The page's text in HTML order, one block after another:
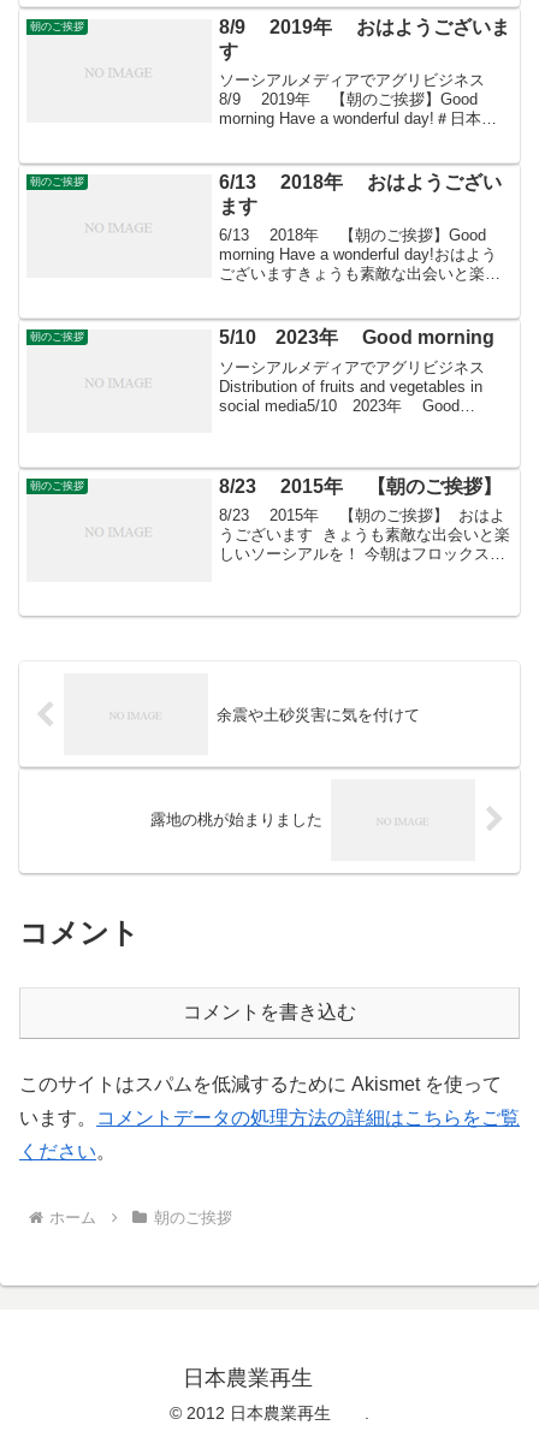
朝のご挨拶
8/9 2019年 おはようございま
す
ソーシアルメディアでアグリビジネス
8/9 2019年 【朝のご挨拶】Good
morning Have a wonderful day!＃日本農
朝のご挨拶
6/13 2018年 おはようござい
ます
6/13 2018年 【朝のご挨拶】Good
morning Have a wonderful day!おはよう
ございますきょうも素敵な出会いと楽し
低木。野生では森...
朝のご挨拶 5/10 2023年 Good morning
ソーシアルメディアでアグリビジネス
Distribution of fruits and vegetables in
social media5/10 2023年 Good
朝のご挨拶 8/23 2015年 【朝のご挨拶】
8/23 2015年 【朝のご挨拶】 おはよ
うございます きょうも素敵な出会いと楽
しいソーシアルを！ 今朝はフロックスと
員」を運営しております。ぜひ、ご入会
余震や土砂災害に気を付けて
露地の桃が始まりました
コメント
コメントを書き込む
このサイトはスパムを低減するために Akismet を使って
います。
コメントデータの処理方法の詳細はこちらをご覧
ください。
ホーム 朝のご挨拶
日本農業再生
© 2012 日本農業再生 .